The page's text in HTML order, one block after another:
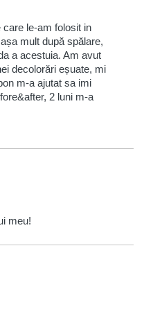
care le-am folosit in
mult după spălare,
a acestuia. Am avut
decolorări eșuate, mi
m-a ajutat sa imi
2 luni m-a
meu!